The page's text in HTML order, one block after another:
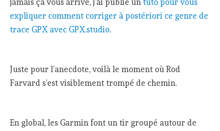
jamais ça vous arrive, j’ai publié untuto pour vous
expliquer comment corriger à postériori ce genre de
trace GPX avec GPX.studio.
Juste pour l’anecdote, voilà le moment où Rod
Farvard s’est visiblement trompé de chemin.
En global, les Garmin font un tir groupé autour de